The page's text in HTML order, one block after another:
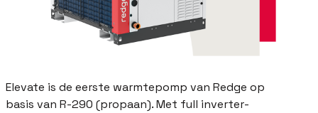
Elevate is de eerste warmtepomp van Redge op
basis van R-290 (propaan). Met full inverter-